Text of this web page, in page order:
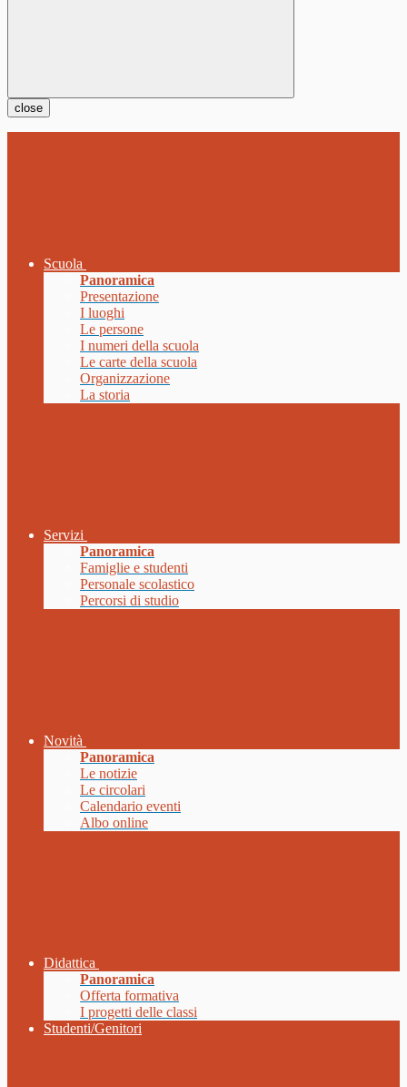
close
Scuola
Panoramica
Presentazione
I luoghi
Le persone
I numeri della scuola
Le carte della scuola
Organizzazione
La storia
Servizi
Panoramica
Famiglie e studenti
Personale scolastico
Percorsi di studio
Novità
Panoramica
Le notizie
Le circolari
Calendario eventi
Albo online
Didattica
Panoramica
Offerta formativa
I progetti delle classi
Studenti/Genitori